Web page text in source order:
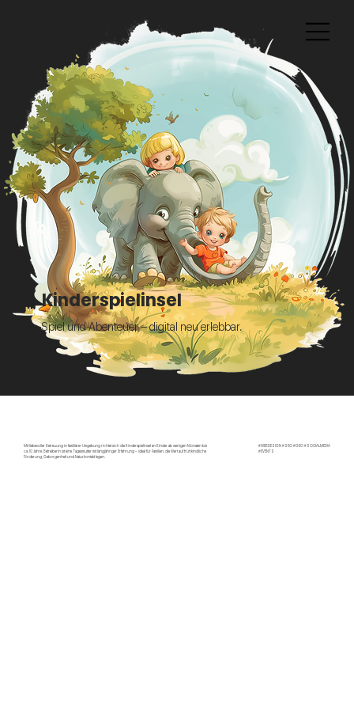
Kinderspielinsel
Spiel und Abenteuer – digital neu erlebbar.
Mit liebevoller Betreuung in familiärer Umgebung richtet sich die Kinderspielinsel an Kinder ab wenigen Monaten bis
ca. 10 Jahre. Betreiberin ist eine Tagesmutter mit langjähriger Erfahrung – ideal für Familien, die Wert auf frühkindliche
Förderung, Geborgenheit und Naturkontakt legen.
#WEBDESIGN #SEO #GEO #SOCIALMEDIA
#EVENTS